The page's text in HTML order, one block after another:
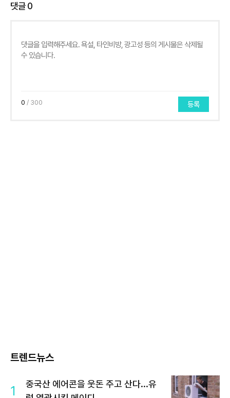
댓글0
0 / 300 등록
트렌드뉴스
1
중국산 에어콘을 웃돈 주고 산다...유